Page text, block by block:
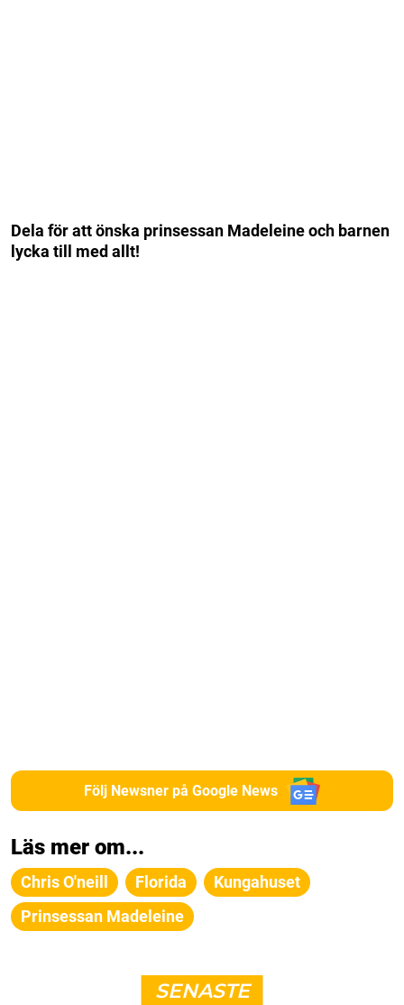
Dela för att önska prinsessan Madeleine och barnen
lycka till med allt!
Följ Newsner på Google News
Läs mer om...
Chris O'neill Florida
Kungahuset
Prinsessan Madeleine
SENASTE